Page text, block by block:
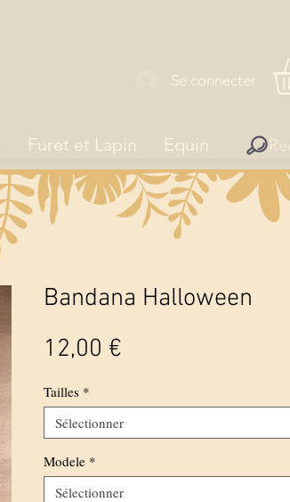
Se connecter
Furet et Lapin Equin
Bandana Halloween
12,00 €
Tailles *
Sélectionner
Modele *
Sélectionner